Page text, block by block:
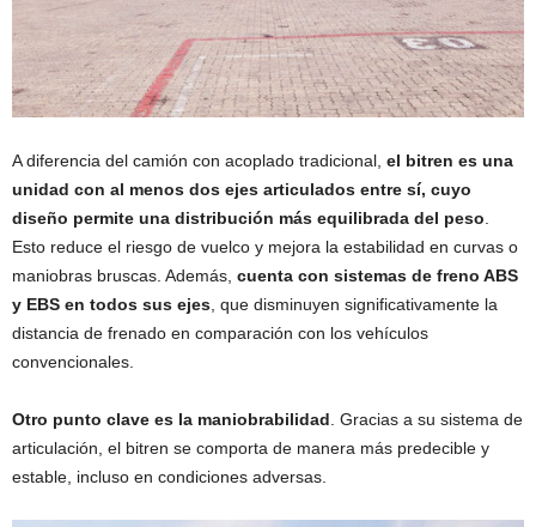
A diferencia del camión con acoplado tradicional, el bitren es una
unidad con al menos dos ejes articulados entre sí, cuyo
diseño permite una distribución más equilibrada del peso
Esto reduce el riesgo de vuelco y mejora la estabilidad en curvas o
maniobras bruscas. Además, cuenta con sistemas de freno ABS
y EBS en todos sus ejes , que disminuyen significativamente la
distancia de frenado en comparación con los vehículos
convencionales.
Otro punto clave es la maniobrabilidad . Gracias a su sistema de
articulación, el bitren se comporta de manera más predecible y
estable, incluso en condiciones adversas.